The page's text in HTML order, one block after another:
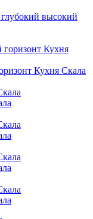
высокий
Кухня Скала